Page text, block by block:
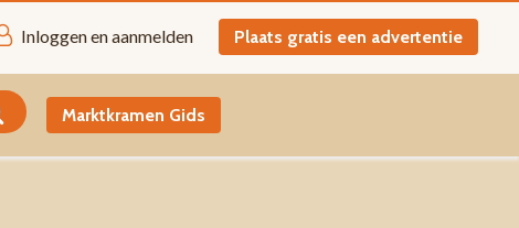
Inloggen en aanmelden Plaats gratis een advertentie
Marktkramen Gids